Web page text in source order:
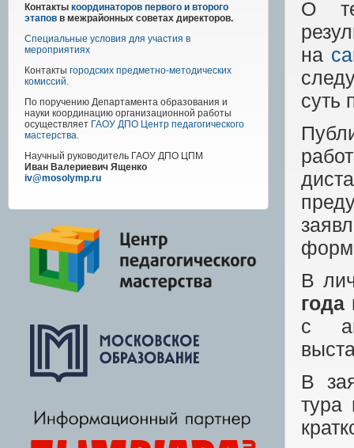
Контакты координаторов первого и второго
этапов в межрайонных советах директоров.
Специальные условия для участия в
мероприятиях
Контакты городских предметно-методических
комиссий.
По поручению Департамента образования и
науки координацию организационной работы
осуществляет ГАОУ ДПО Центр педагогического
мастерства.
Научный руководитель ГАОУ ДПО ЦПМ
Иван Валериевич Ященко
iv@mosolymp.ru
О
на
суть
В
года
с
В
тура